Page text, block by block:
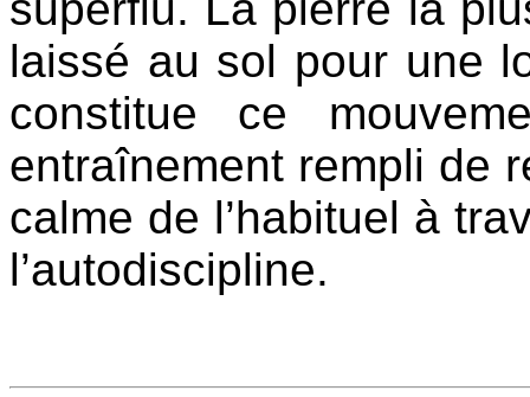
laissé au sol pour une
constitue ce
entraînement rempli de
calme de l’habituel à
l’autodiscipline.